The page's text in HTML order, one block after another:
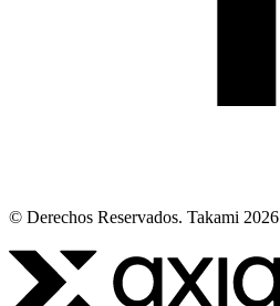
© Derechos Reservados. Takami 2026